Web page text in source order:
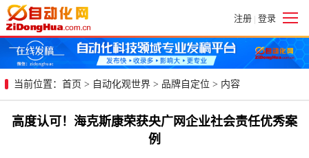
注册 | 登录
当前位置： 首页 > 自动化观世界 > 品牌自定位 > 内容
高度认可！海克斯康荣获央广网企业社会责任优秀案
例